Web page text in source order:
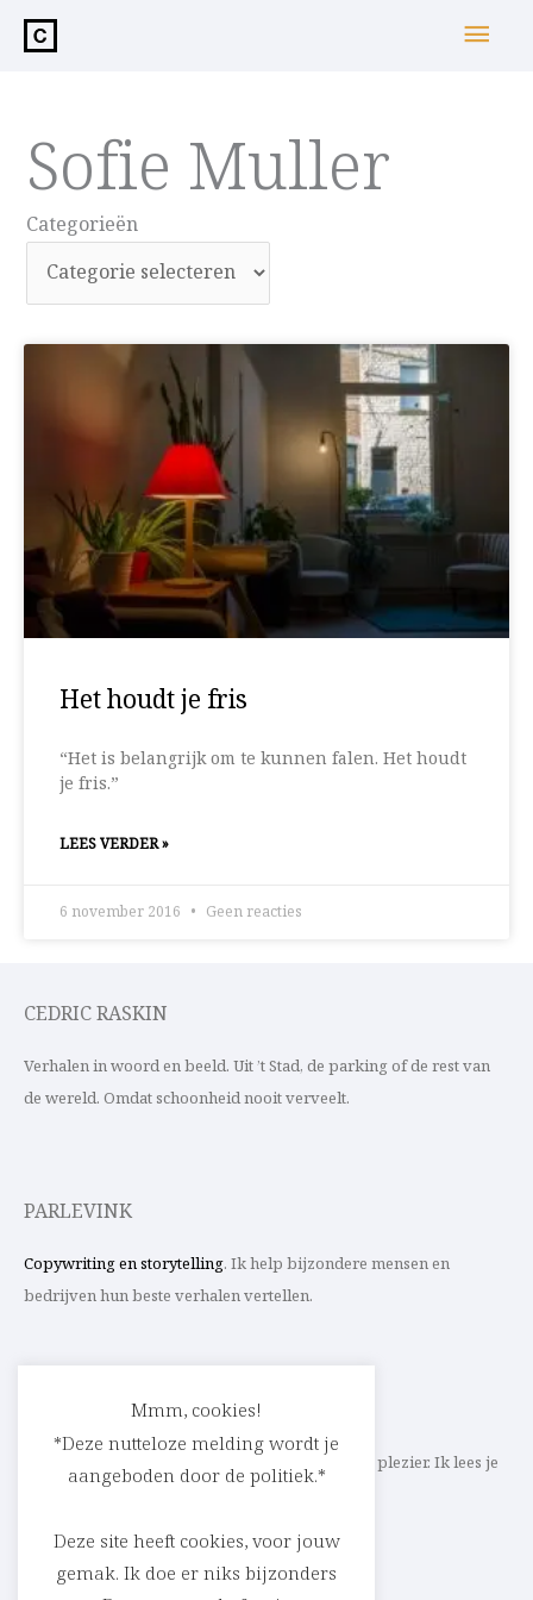
inhoud
Sofie Muller
Categorieën
Categorieën
Het houdt je fris
“Het is belangrijk om te kunnen falen. Het houdt
je fris.”
LEES VERDER »
6 november 2016 Geen reacties
CEDRIC RASKIN
Verhalen in woord en beeld. Uit ’t Stad, de parking of de rest van
de wereld. Omdat schoonheid nooit verveelt.
PARLEVINK
Copywriting en storytelling. Ik help bijzondere mensen en
bedrijven hun beste verhalen vertellen.
Schrijf ik straks mee aan jouw verhaal? Met veel plezier. Ik lees je
heel graag op
cedric@parlevink.be
Mmm, cookies!
*Deze nutteloze melding wordt je
aangeboden door de politiek.*
Deze site heeft cookies, voor jouw
gemak. Ik doe er niks bijzonders